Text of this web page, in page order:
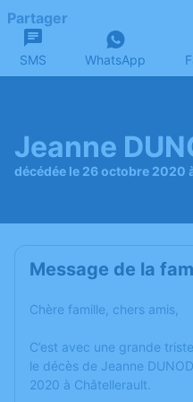
Partager
SMS WhatsApp
Jeanne
décédée le 26 octobre 2020
Message de la
Chère famille, chers amis,
C’est avec une grande
le décès de Jeanne
2020 à Châtellerault.